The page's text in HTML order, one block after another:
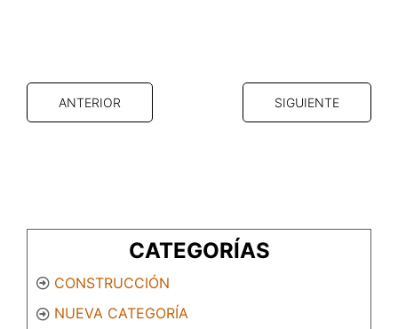
ANTERIOR SIGUIENTE
CATEGORÍAS
CONSTRUCCIÓN
NUEVA CATEGORÍA